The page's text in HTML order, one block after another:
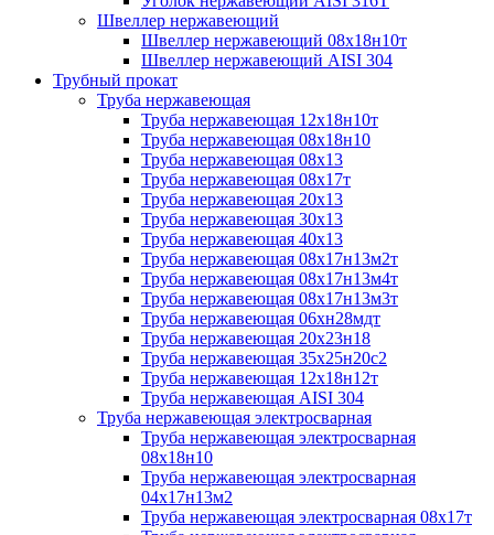
Швеллер нержавеющий
Швеллер нержавеющий 08х18н10т
Швеллер нержавеющий AISI 304
Трубный прокат
Труба нержавеющая
Труба нержавеющая 12х18н10т
Труба нержавеющая 08х18н10
Труба нержавеющая 08х13
Труба нержавеющая 08х17т
Труба нержавеющая 20х13
Труба нержавеющая 30х13
Труба нержавеющая 40х13
Труба нержавеющая 08х17н13м2т
Труба нержавеющая 08х17н13м4т
Труба нержавеющая 08х17н13м3т
Труба нержавеющая 06хн28мдт
Труба нержавеющая 20х23н18
Труба нержавеющая 35х25н20с2
Труба нержавеющая 12х18н12т
Труба нержавеющая AISI 304
Труба нержавеющая электросварная
Труба нержавеющая электросварная
08х18н10
Труба нержавеющая электросварная
04х17н13м2
Труба нержавеющая электросварная 08х17т